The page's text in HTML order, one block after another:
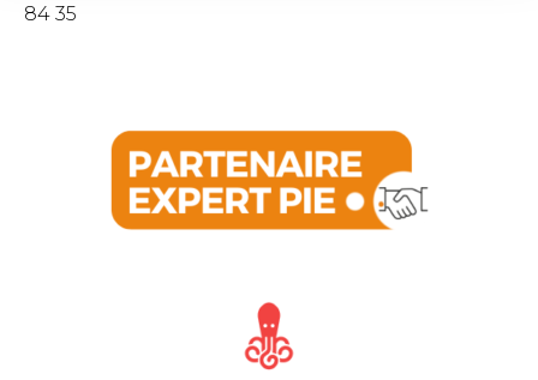
84 35